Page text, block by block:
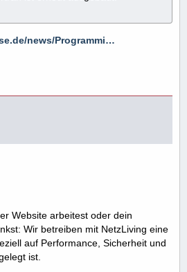
news/Programmi…
Website arbeitest oder dein
Wir betreiben mit NetzLiving eine
auf Performance, Sicherheit und
ist.